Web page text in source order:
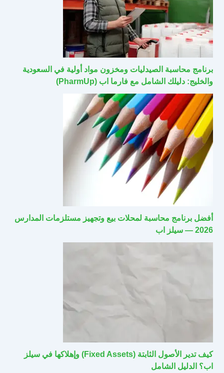
برنامج محاسبة الصيدليات ومخزون مواد أولية في السعودية
والخليج: دليلك الشامل مع فارما اب (PharmUp)
أفضل برنامج محاسبة لمحلات بيع وتجهيز مستلزمات المدارس
2026 — سيلز اب
كيف تدير الأصول الثابتة (Fixed Assets) وإهلاكها في سيلز
اب؟ الدليل الشامل